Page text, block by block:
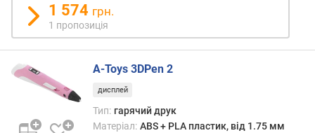
1 574 грн.
1 пропозиція
A-Toys 3DPen 2
дисплей
Тип: гарячий друк
Матеріал: ABS + PLA пластик, від 1.75 мм